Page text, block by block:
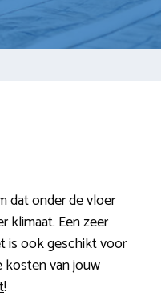
dat onder de vloer
klimaat. Een zeer
is ook geschikt voor
kosten van jouw
!